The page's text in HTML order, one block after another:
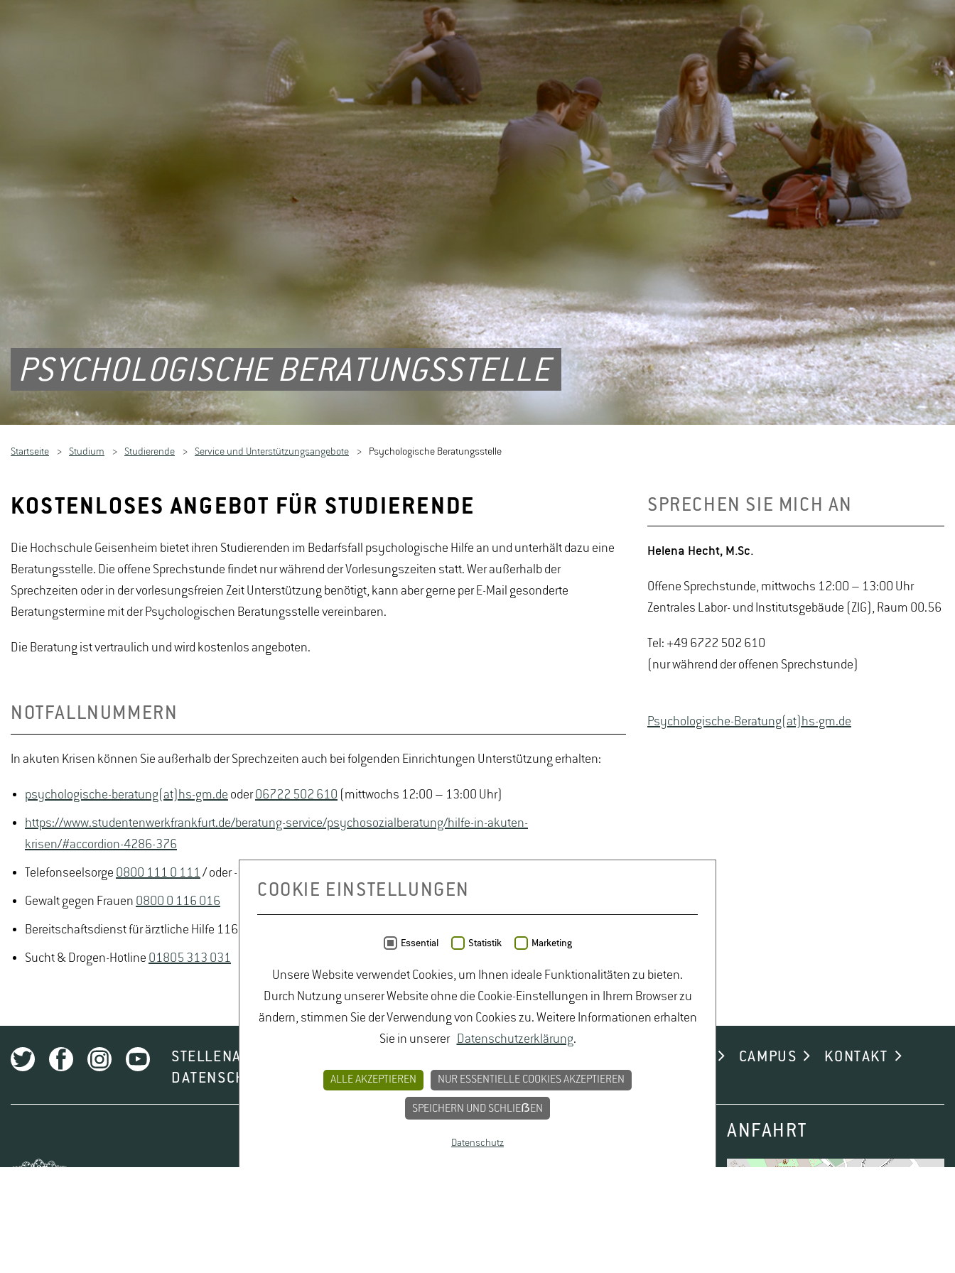
PSYCHOLOGISCHE BERATUNGSSTELLE
Startseite Studium Studierende Service und Unterstützungsangebote Psychologische Beratungsstelle
KOSTENLOSES ANGEBOT FÜR STUDIERENDE
Die Hochschule Geisenheim bietet ihren Studierenden im Bedarfsfall psychologische Hilfe an und unterhält dazu eine
Beratungsstelle. Die offene Sprechstunde findet nur während der Vorlesungszeiten statt. Wer außerhalb der
Sprechzeiten oder in der vorlesungsfreien Zeit Unterstützung benötigt, kann aber gerne per E-Mail gesonderte
Beratungstermine mit der Psychologischen Beratungsstelle vereinbaren.
Die Beratung ist vertraulich und wird kostenlos angeboten.
NOTFALLNUMMERN
In akuten Krisen können Sie außerhalb der Sprechzeiten auch bei folgenden Einrichtungen Unterstützung erhalten:
psychologische-beratung(at)hs-gm.de oder06722 502 610 (mittwochs 12:00 – 13:00 Uhr)
https://www.studentenwerkfrankfurt.de/beratung-service/psychosozialberatung/hilfe-in-akuten-
krisen/#accordion-4286-376
Telefonseelsorge 0800 111 0 111 / oder -222
Gewalt gegen Frauen 0800 0 116 016
Bereitschaftsdienst für ärztliche Hilfe 116 117
Sucht & Drogen-Hotline 01805 313 031
SPRECHEN SIE MICH AN
Helena Hecht, M.Sc.
Offene Sprechstunde, mittwochs 12:00 – 13:00 Uhr
Zentrales Labor- und Institutsgebäude (ZIG), Raum 00.56
Tel: +49 6722 502 610
(nur während der offenen Sprechstunde)
Psychologische-Beratung(at)hs-gm.de
STELLENAUSSCHREIBUNGEN CAMPUS
KONTAKT
DATENSCHUTZ
IMPRESSUM
ANFAHRT
COOKIE EINSTELLUNGEN
Essential Statistik Marketing
Unsere Website verwendet Cookies, um Ihnen ideale Funktionalitäten zu bieten.
Durch Nutzung unserer Website ohne die Cookie-Einstellungen in Ihrem Browser zu
ändern, stimmen Sie der Verwendung von Cookies zu. Weitere Informationen erhalten
Sie in unserer Datenschutzerklärung.
ALLE AKZEPTIEREN NUR ESSENTIELLE COOKIES AKZEPTIEREN
SPEICHERN UND SCHLIEẞEN
Datenschutz